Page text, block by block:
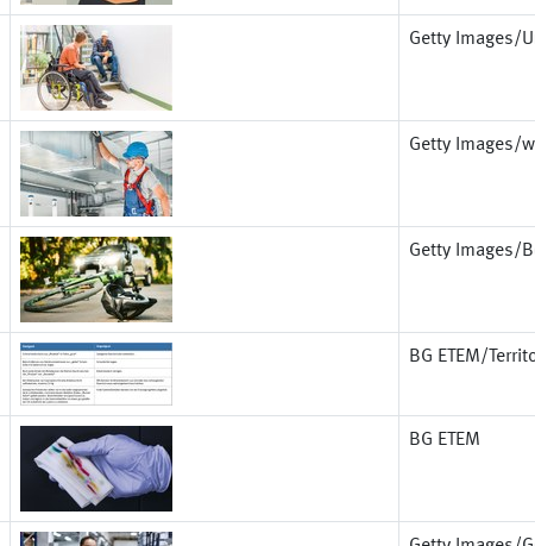
Getty Images/
Getty Images/
Getty Images/
BG ETEM/
BG ETEM